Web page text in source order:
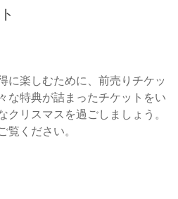
に楽しむために、前売りチケッ
な特典が詰まったチケットをい
クリスマスを過ごしましょう。
覧ください。